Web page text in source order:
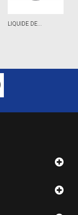
LIQUIDE DE...